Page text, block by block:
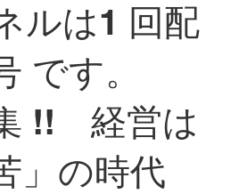
ルは1 回配
です。
!! 経営は
」の時代